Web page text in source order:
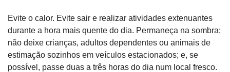
Evite o calor. Evite sair e realizar atividades extenuantes
durante a hora mais quente do dia. Permaneça na sombra;
não deixe crianças, adultos dependentes ou animais de
estimação sozinhos em veículos estacionados; e, se
possível, passe duas a três horas do dia num local fresco.